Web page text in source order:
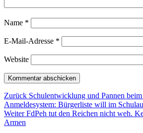
Name *
E-Mail-Adresse *
Website
Beitragsnavigation
Zurück Vorheriger
Beitrag:
Schulentwicklung und Pannen
Anmeldesystem: Bürgerliste will im
Weiter Nächster
FdPeh tut den Reichen nicht weh.
Armen